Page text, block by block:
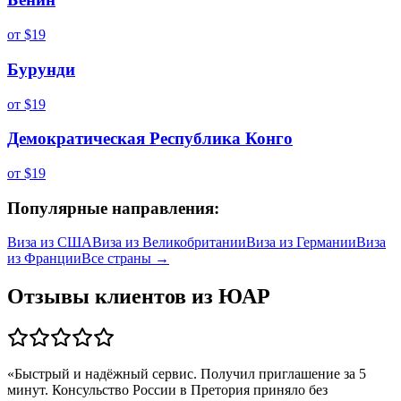
от $19
Бурунди
от $19
Демократическая Республика Конго
от $19
Популярные направления:
Виза из СШАВиза из ВеликобританииВиза из ГерманииВиза
из ФранцииВсе страны →
Отзывы клиентов из ЮАР
«Быстрый и надёжный сервис. Получил приглашение за 5
минут. Консульство России в Претория приняло без